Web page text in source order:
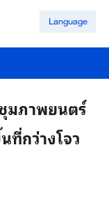
Language
มภาพยนตร์
ที่กว่างโจว